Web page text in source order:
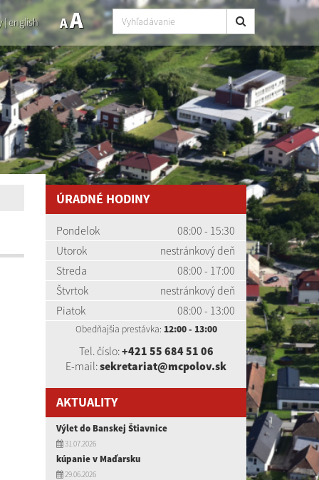
|english AA
ÚRADNÉ HODINY
Pondelok
08:00 - 15:30
Utorok
nestránkový deň
Streda
08:00 - 17:00
Štvrtok
nestránkový deň
Piatok
08:00 - 13:00
Obedňajšia prestávka: 12:00 - 13:00
Tel. číslo:+421 55 684 51 06
E-mail:sekretariat@mcpolov.sk
AKTUALITY
Výlet do Banskej Štiavnice
31.07.2026
kúpanie v Maďarsku
29.06.2026